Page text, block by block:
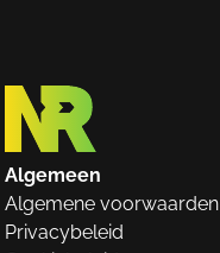
Algemeen
Algemene voorwaarden
Privacybeleid